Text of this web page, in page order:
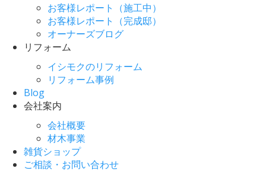
お客様レポート（施工中）
お客様レポート（完成邸）
オーナーズブログ
リフォーム
イシモクのリフォーム
リフォーム事例
Blog
会社案内
会社概要
材木事業
雑貨ショップ
ご相談・お問い合わせ